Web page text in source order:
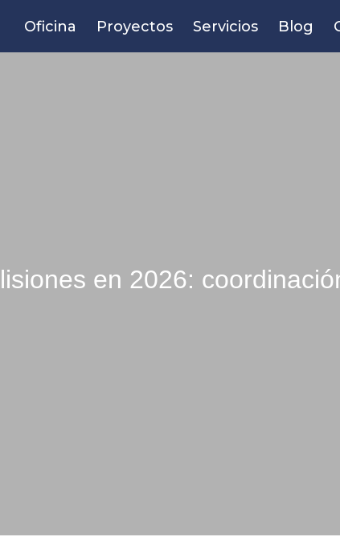
Oficina Proyectos Servicios Blog
en 2026: